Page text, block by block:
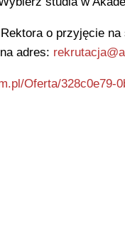
o przyjęcie
adres:
Oferta/328c0e79-